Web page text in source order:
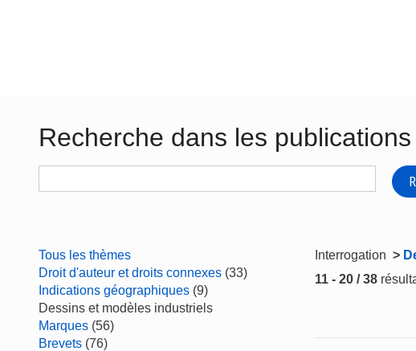
Recherche dans les
Tous les thèmes
Droit d'auteur et droits connexes (33)
Indications géographiques (9)
Dessins et modèles industriels
Marques (56)
Brevets (76)
Interrogation >
11 - 20 / 38